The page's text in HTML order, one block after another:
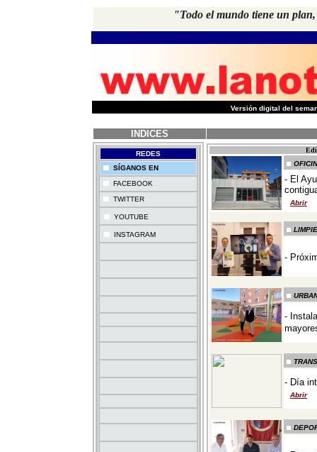
"Todo el mundo tiene un
Versión digital del
INDICES